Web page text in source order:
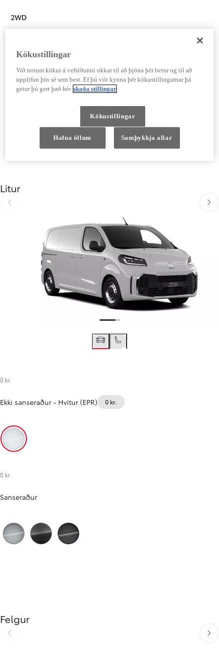
2WD
6,7 l/100 km
Litur
Til baka
0 kr.
Ekki sanseraður - Hvítur (EPR) 0 kr.
Hvítur (EPR)
0 kr.
Sanseraður
Felgur
Til baka
Kökustillingar
Við notum kökur á vefsíðunni okkar til að þjóna þér betur og til að
upplifun þín sé sem best. Ef þú vilt kynna þér kökustillingarnar þá
getur þú gert það hér skoða stillingar
Kökustillingar
Hafna öllum Samþykkja allar